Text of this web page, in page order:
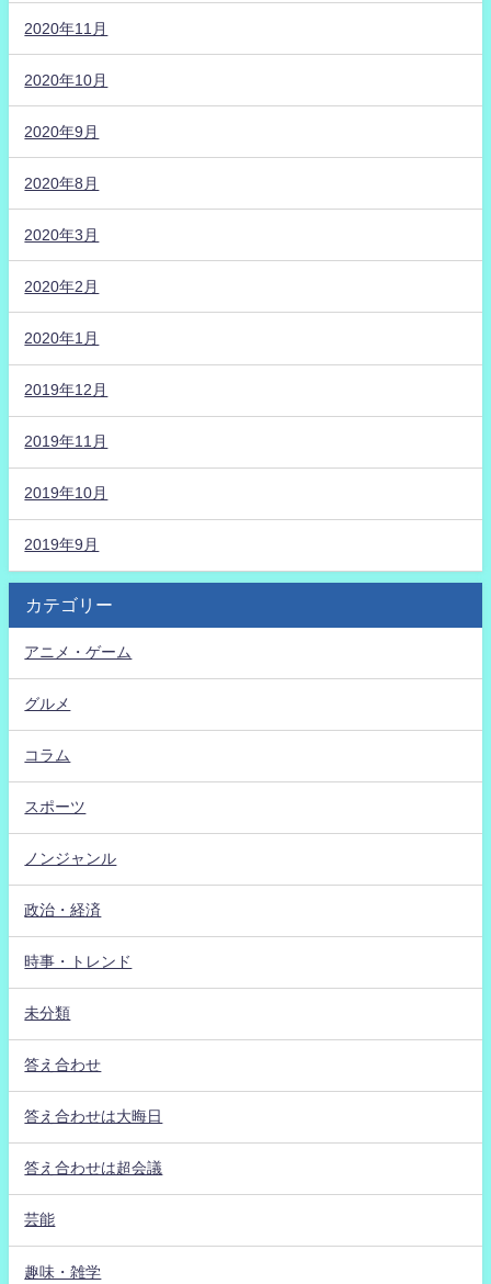
2020年11月
2020年10月
2020年9月
2020年8月
2020年3月
2020年2月
2020年1月
2019年12月
2019年11月
2019年10月
2019年9月
カテゴリー
アニメ・ゲーム
グルメ
コラム
スポーツ
ノンジャンル
政治・経済
時事・トレンド
未分類
答え合わせ
答え合わせは大晦日
答え合わせは超会議
芸能
趣味・雑学